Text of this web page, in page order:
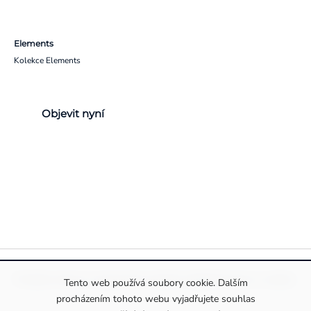
Tento web používá soubory cookie. Dalším
procházením tohoto webu vyjadřujete souhlas
Elements
Kolekce Elements
Objevit nyní
Pravidla ochrany a zpracování osobních údajůInformace o cookies